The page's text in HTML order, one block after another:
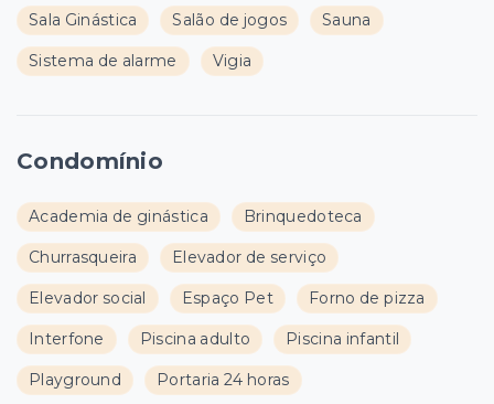
Sala Ginástica Salão de jogos Sauna
Sistema de alarme Vigia
Condomínio
Academia de ginástica Brinquedoteca
Churrasqueira Elevador de serviço
Elevador social Espaço Pet Forno de pizza
Interfone Piscina adulto Piscina infantil
Playground Portaria 24 horas